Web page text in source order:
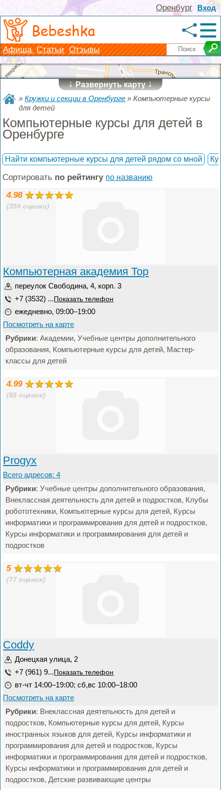
Вход
Оренбург
Bebeshka
Афиша Статьи Отзывы
↓Развернуть карту↓
»Кружки и секции в Оренбурге »Компьютерные курсы
для детей
Компьютерные курсы для детей в
Оренбурге
Найти компьютерные курсы для детей рядом со мной
Сортировать по рейтингу по названию
4.98
(354 оценки)
Компьютерная академия Top
переулок Свободина, 4, корп. 3
+7 (3532) ... Показать телефон
ежедневно, 09:00–19:00
Посмотреть на карте
Рубрики: Академии, Учебные центры дополнительного
образования, Компьютерные курсы для детей, Мастер-
классы для детей
4.99
(88 оценок)
Progyx
Всего адресов: 4
Рубрики: Учебные центры дополнительного образования,
Внеклассная деятельность для детей и подростков, Клубы
робототехники, Компьютерные курсы для детей, Курсы
информатики и программирования для детей и подростков,
Курсы информатики и программирования для детей и
подростков
5
(77 оценок)
Coddy
Донецкая улица, 2
+7 (961) 9... Показать телефон
вт-чт 14:00–19:00; сб,вс 10:00–18:00
Посмотреть на карте
Рубрики: Внеклассная деятельность для детей и
подростков, Компьютерные курсы для детей, Курсы
иностранных языков для детей, Курсы информатики и
программирования для детей и подростков, Курсы
информатики и программирования для детей и подростков,
Курсы информатики и программирования для детей и
подростков, Детские развивающие центры